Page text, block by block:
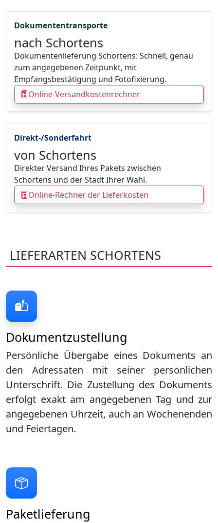
Direkt-/Sonderfahrt
von Schortens
Direkter Versand Ihres Pakets zwischen
Schortens und der Stadt Ihrer Wahl.
Online-Rechner der Lieferkosten
Dokumententransporte
nach Schortens
Dokumentenlieferung Schortens: Schnell, genau
zum angegebenen Zeitpunkt, mit
Empfangsbestätigung und Fotofixierung.
Online-Versandkostenrechner
LIEFERARTEN SCHORTENS
Dokumentzustellung
Persönliche Übergabe eines Dokuments an
den Adressaten mit seiner persönlichen
Unterschrift. Die Zustellung des Dokuments
erfolgt exakt am angegebenen Tag und zur
angegebenen Uhrzeit, auch an Wochenenden
und Feiertagen.
Paketlieferung